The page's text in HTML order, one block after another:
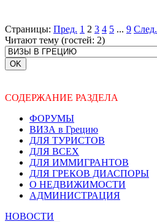
Страницы: Пред. 1 2 3 4 5 ... 9 След.
Читают тему (гостей: 2)
СОДЕРЖАНИЕ РАЗДЕЛА
ФОРУМЫ
ВИЗА в Грецию
ДЛЯ ТУРИСТОВ
ДЛЯ ВСЕХ
ДЛЯ ИММИГРАНТОВ
ДЛЯ ГРЕКОВ ДИАСПОРЫ
О НЕДВИЖИМОСТИ
АДМИНИСТРАЦИЯ
НОВОСТИ